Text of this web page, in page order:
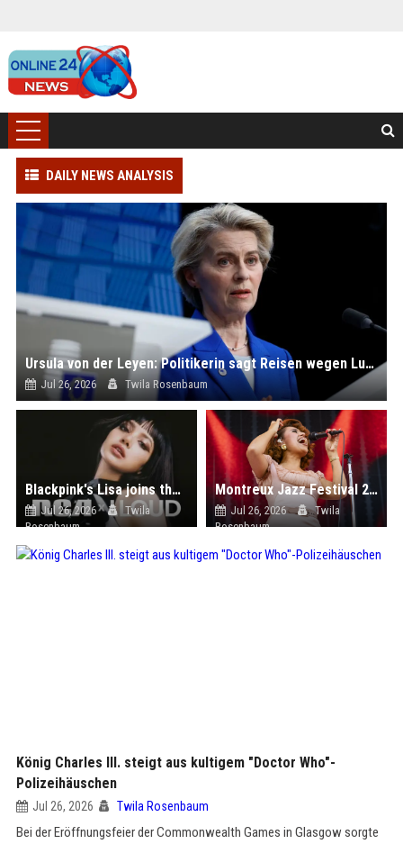
DAILY NEWS ANALYSIS
Ursula von der Leyen: Politikerin sagt Reisen wegen Lungenentzündung ab
Jul 26, 2026 Twila Rosenbaum
Blackpink's Lisa joins the RCA Records family; new website launched
Jul 26, 2026
Twila
Rosenbaum
Montreux Jazz Festival 2026: Raye, Zara Larsson und PinkPantheress führen das Lineup an
Jul 26, 2026
Twila
Rosenbaum
König Charles III. steigt aus kultigem "Doctor Who"-
Polizeihäuschen
Jul 26, 2026 Twila Rosenbaum
Bei der Eröffnungsfeier der Commonwealth Games in Glasgow sorgte